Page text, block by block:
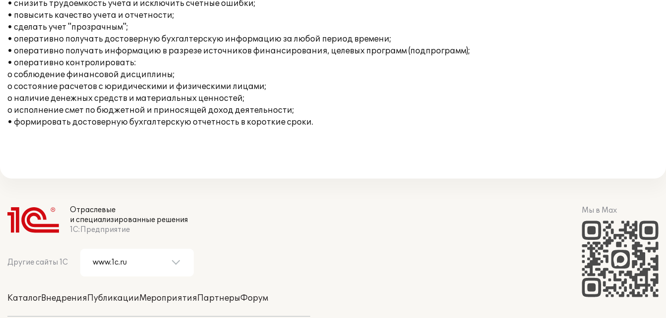
• снизить трудоемкость учета и исключить счетные ошибки;
• повысить качество учета и отчетности;
• сделать учет "прозрачным";
• оперативно получать достоверную бухгалтерскую информацию за любой период времени;
• оперативно получать информацию в разрезе источников финансирования, целевых программ (подпрограмм);
• оперативно контролировать:
o соблюдение финансовой дисциплины;
o состояние расчетов с юридическими и физическими лицами;
o наличие денежных средств и материальных ценностей;
o исполнение смет по бюджетной и приносящей доход деятельности;
• формировать достоверную бухгалтерскую отчетность в короткие сроки.
Отраслевые
и специализированные решения
1С:Предприятие
Другие сайты 1С
КаталогВнедренияПубликацииМероприятияПартнерыФорум
Мы в Max